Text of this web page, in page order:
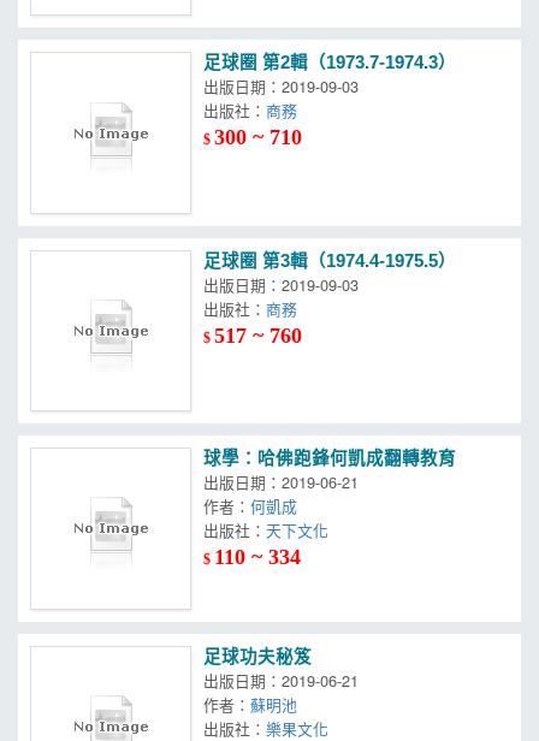
足球圈 第2輯（1973.7-1974.3）
出版日期：2019-09-03
出版社：
$300 ~ 710
足球圈 第3輯（1974.4-1975.5）
出版日期：2019-09-03
出版社：
$517 ~ 760
球學：哈佛跑鋒何凱成翻轉教育
出版日期：2019-06-21
作者：何凱成
出版社：
$ 110 ~ 334
足球功夫秘笈
出版日期：2019-06-21
作者：蘇明池
出版社：